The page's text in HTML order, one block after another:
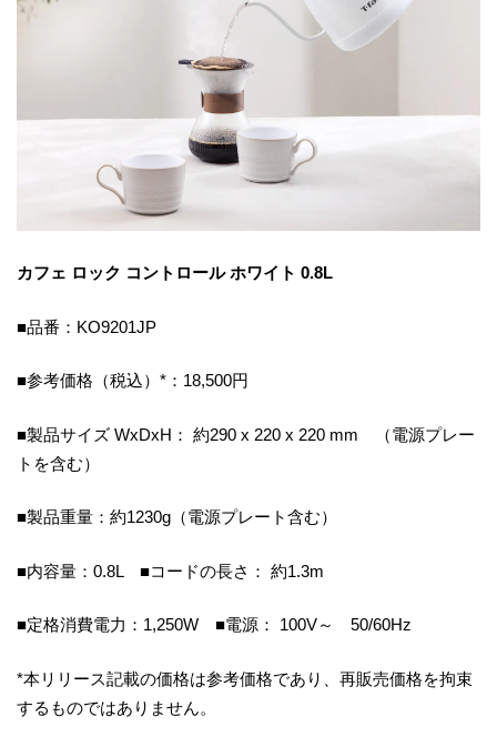
カフェ ロック コントロール ホワイト 0.8L
■品番：KO9201JP
■参考価格（税込）*：18,500円
■製品サイズ WxDxH： 約290 x 220 x 220 mm （電源プレー
トを含む）
■製品重量：約1230g（電源プレート含む）
■内容量：0.8L ■コードの長さ： 約1.3m
■定格消費電力：1,250W ■電源： 100V～ 50/60Hz
*本リリース記載の価格は参考価格であり、再販売価格を拘束
するものではありません。